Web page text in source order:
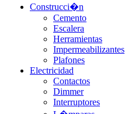
Construcci�n
Cemento
Escalera
Herramientas
Impermeabilizantes
Plafones
Electricidad
Contactos
Dimmer
Interruptores